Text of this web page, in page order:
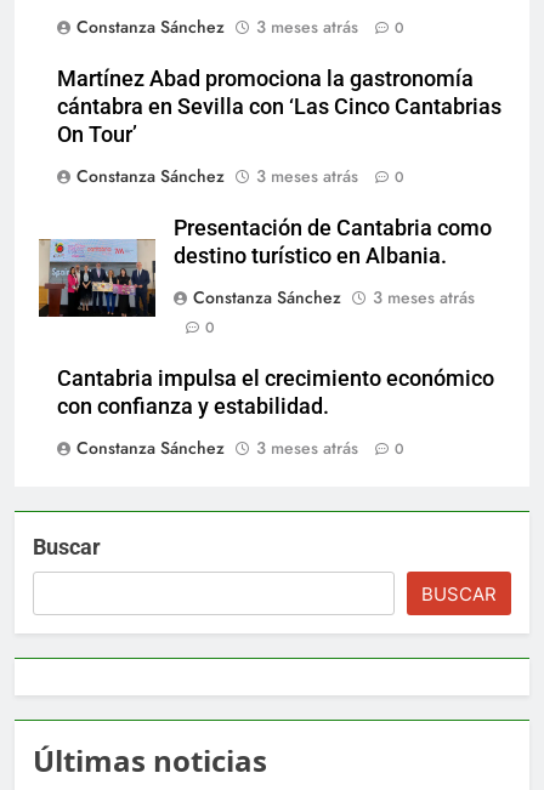
Constanza Sánchez
3 meses atrás 0
Martínez Abad promociona la gastronomía
cántabra en Sevilla con ‘Las Cinco Cantabrias
On Tour’
Constanza Sánchez
3 meses atrás 0
Presentación de Cantabria como
destino turístico en Albania.
Constanza Sánchez
3 meses atrás
0
Cantabria impulsa el crecimiento económico
con confianza y estabilidad.
Constanza Sánchez
3 meses atrás 0
Buscar
BUSCAR
Últimas noticias